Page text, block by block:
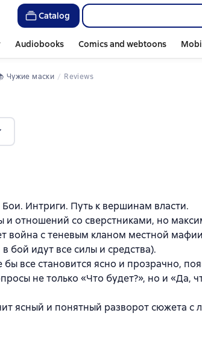
Catalog
Audiobooks Comics and webtoons
Чужие маски Reviews
Интриги. Путь к вершинам власти.
и отношений со сверстниками, но
война с теневым кланом местной
бой идут все силы и средства).
все становится ясно и прозрачно,
не только «Что будет?», но и «Да,
ясный и понятный разворот сюжета с